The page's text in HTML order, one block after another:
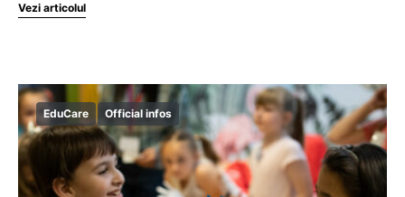
Vezi articolul
EduCare Official infos